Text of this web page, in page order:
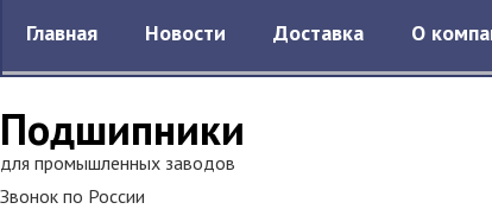
Подшипники
для промышленных заводов
Звонок по России
Главная Новости Доставка О